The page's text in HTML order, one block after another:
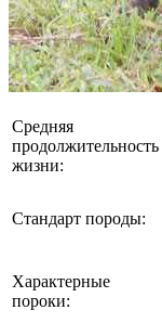
Средняя
продолжительность
жизни:
Стандарт породы:
Характерные
пороки: